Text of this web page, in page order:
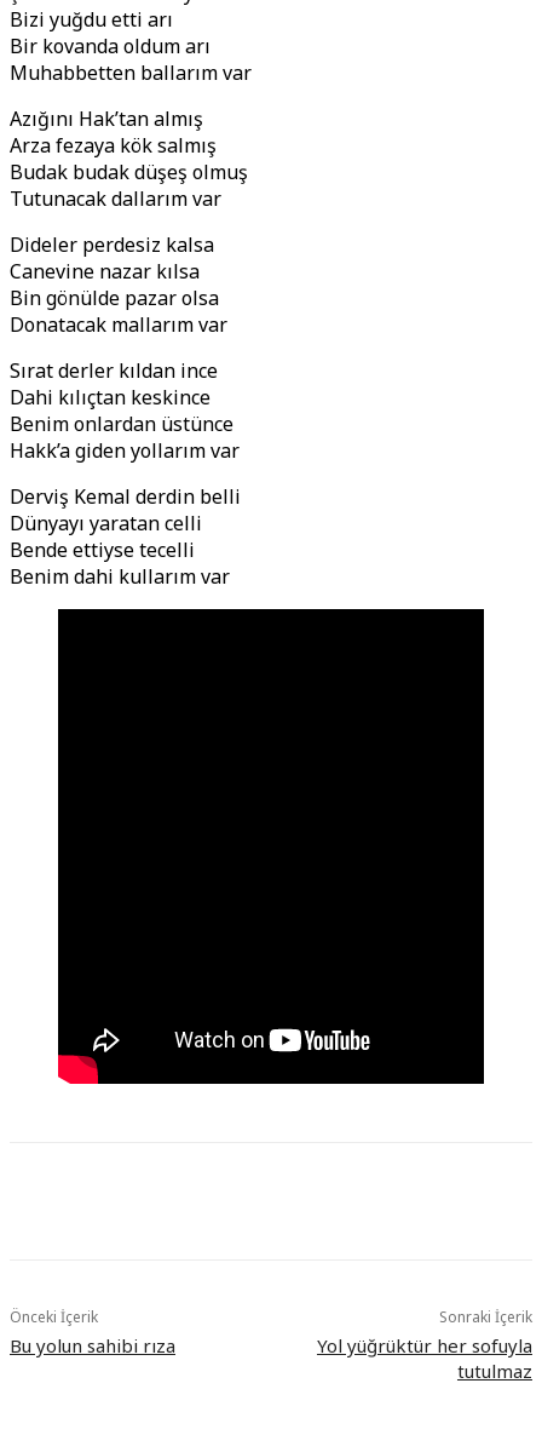
Bizi yuğdu etti arı
Bir kovanda oldum arı
Muhabbetten ballarım var
Azığını Hak’tan almış
Arza fezaya kök salmış
Budak budak düşeş olmuş
Tutunacak dallarım var
Dideler perdesiz kalsa
Canevine nazar kılsa
Bin gönülde pazar olsa
Donatacak mallarım var
Sırat derler kıldan ince
Dahi kılıçtan keskince
Benim onlardan üstünce
Hakk’a giden yollarım var
Derviş Kemal derdin belli
Dünyayı yaratan celli
Bende ettiyse tecelli
Benim dahi kullarım var
Önceki İçerik
Bu yolun sahibi rıza
Sonraki İçerik
Yol yüğrüktür her sofuyla
tutulmaz